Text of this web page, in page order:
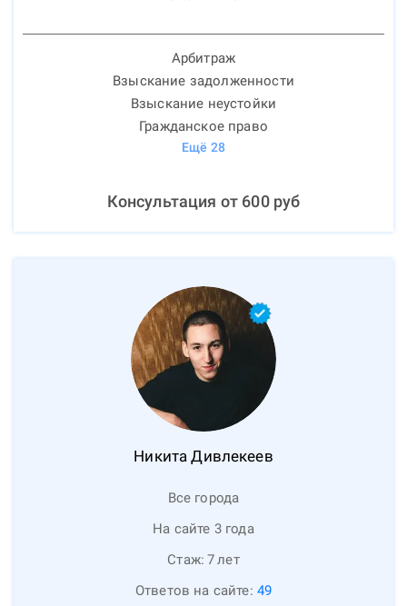
Арбитраж
Взыскание задолженности
Взыскание неустойки
Гражданское право
Ещё 28
Консультация от 600руб
Никита Дивлекеев
Все города
На сайте 3 года
Стаж: 7лет
Ответов на сайте: 49